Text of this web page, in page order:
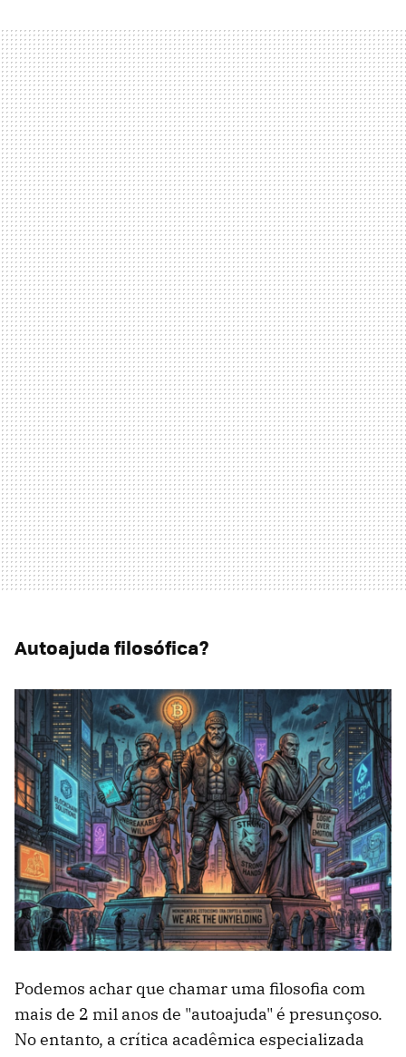
Autoajuda filosófica?
Podemos achar que chamar uma filosofia com
mais de 2 mil anos de "autoajuda" é presunçoso.
No entanto, a crítica acadêmica especializada